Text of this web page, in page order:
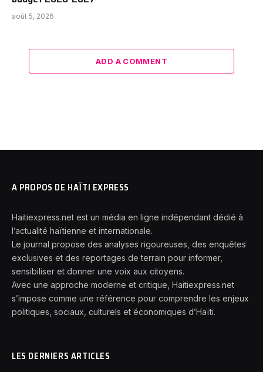
août 5, 2026
ADD A COMMENT
A PROPOS DE HAÏTI EXPRESS
Haitiexpress.net est un média en ligne indépendant dédié à
l’actualité haïtienne et internationale.
Le journal propose des analyses rigoureuses, des enquêtes
exclusives et des reportages de terrain pour informer,
sensibiliser et donner une voix aux citoyens.
Avec une approche moderne et critique, Haitiexpress.net
s’impose comme une référence pour comprendre les enjeux
politiques, sociaux, culturels et économiques d’Haïti.
LES DERNIERS ARTICLES